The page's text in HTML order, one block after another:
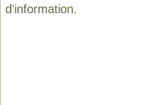
d'information.